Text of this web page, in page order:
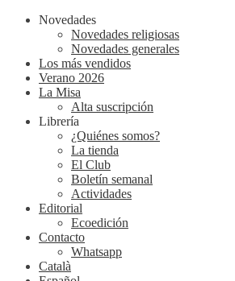
Novedades
Novedades religiosas
Novedades generales
Los más vendidos
Verano 2026
La Misa
Alta suscripción
Librería
¿Quiénes somos?
La tienda
El Club
Boletín semanal
Actividades
Editorial
Ecoedición
Contacto
Whatsapp
Català